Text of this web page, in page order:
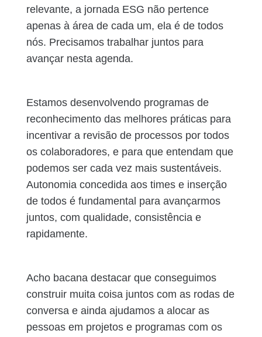
relevante, a jornada ESG não pertence
apenas à área de cada um, ela é de todos
nós. Precisamos trabalhar juntos para
avançar nesta agenda.
Estamos desenvolvendo programas de
reconhecimento das melhores práticas para
incentivar a revisão de processos por todos
os colaboradores, e para que entendam que
podemos ser cada vez mais sustentáveis.
Autonomia concedida aos times e inserção
de todos é fundamental para avançarmos
juntos, com qualidade, consistência e
rapidamente.
Acho bacana destacar que conseguimos
construir muita coisa juntos com as rodas de
conversa e ainda ajudamos a alocar as
pessoas em projetos e programas com os